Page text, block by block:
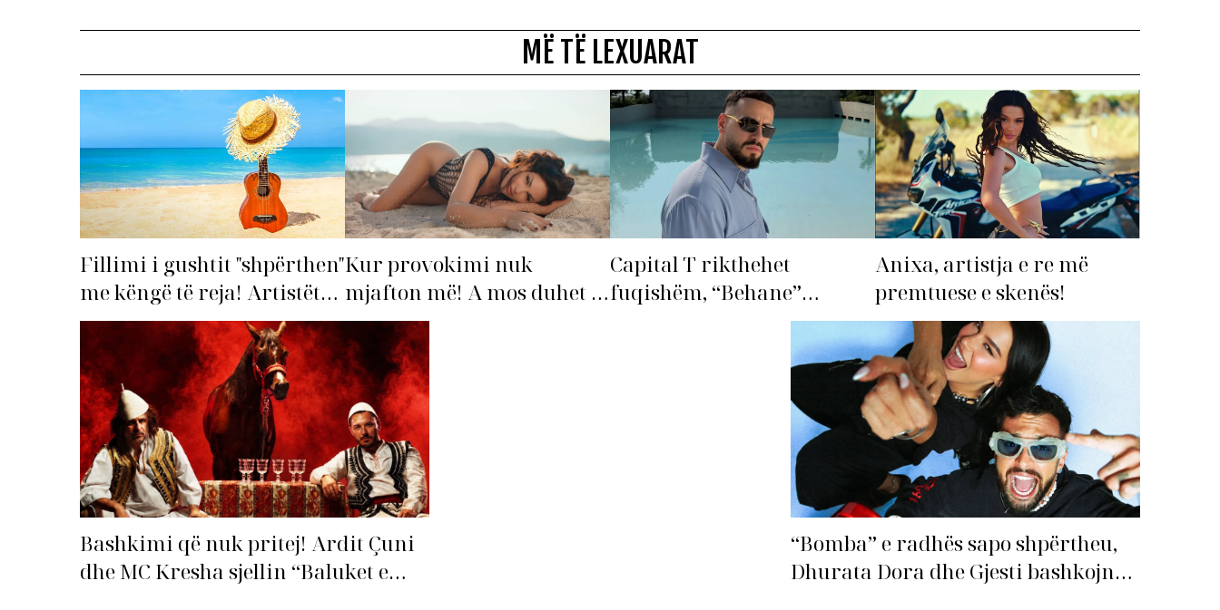
MË TË LEXUARAT
Fillimi i gushtit "shpërthen"
me këngë të reja! Artistët
shqiptarë hapin garën për
hitin e verës!
Kur provokimi nuk
mjafton më! A mos duhet të
‘dorëzohet’ Bleona?
Capital T rikthehet
fuqishëm, “Behane”
premton të bëhet fiksimi i
Anixa, artistja e re më
premtuese e skenës!
Bashkimi që nuk pritej! Ardit Çuni
dhe MC Kresha sjellin “Baluket e
“Bomba” e radhës sapo shpërtheu,
Dhurata Dora dhe Gjesti bashkojnë